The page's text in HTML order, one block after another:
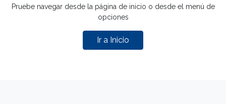
Pruebe navegar desde la página de inicio o desde el menú de
opciones
Ir a Inicio